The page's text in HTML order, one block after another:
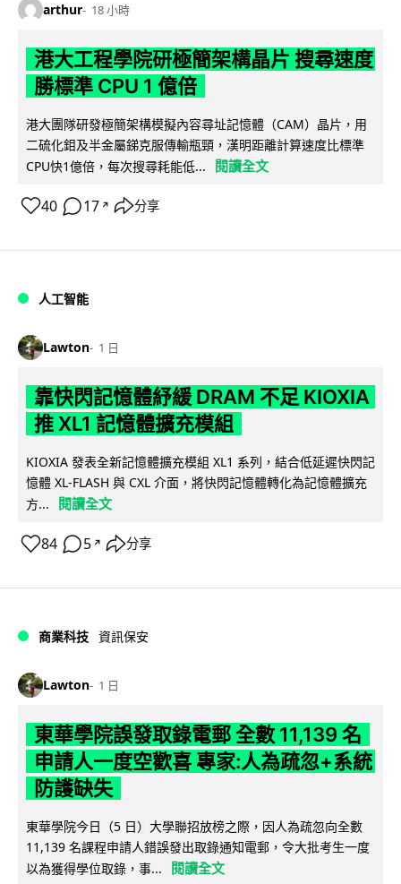
arthur 18 小時
港大工程學院研極簡架構晶片 搜尋速度
勝標準 CPU 1 億倍
港大團隊研發極簡架構模擬內容尋址記憶體（CAM）晶片，用
二硫化鉬及半金屬銻克服傳輸瓶頸，漢明距離計算速度比標準
CPU快1億倍，每次搜尋耗能低...
閱讀全文
40 17 ↗ 分享
人工智能
Lawton 1 日
靠快閃記憶體紓緩 DRAM 不足 KIOXIA
推 XL1 記憶體擴充模組
KIOXIA 發表全新記憶體擴充模組 XL1 系列，結合低延遲快閃記
憶體 XL-FLASH 與 CXL 介面，將快閃記憶體轉化為記憶體擴充
方...
閱讀全文
84 5 ↗ 分享
商業科技 資訊保安
Lawton 1 日
東華學院誤發取錄電郵 全數 11,139 名
申請人一度空歡喜 專家:人為疏忽+系統
防護缺失
東華學院今日（5 日）大學聯招放榜之際，因人為疏忽向全數
11,139 名課程申請人錯誤發出取錄通知電郵，令大批考生一度
以為獲得學位取錄，事...
閱讀全文